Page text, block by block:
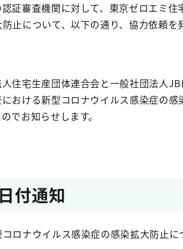
証審査機関に対して、東京ゼロエミ住
止について、以下の通り、協力依頼を
住宅生産団体連合会と一般社団法人
おける新型コロナウイルス感染症の感
でお知らせします。
付通知
ロナウイルス感染症の感染拡大防止に